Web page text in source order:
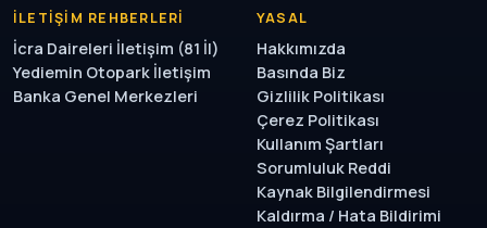
İLETIŞIM REHBERLERI
İcra Daireleri İletişim (81 İl)
Yediemin Otopark İletişim
Banka Genel Merkezleri
YASAL
Hakkımızda
Basında Biz
Gizlilik Politikası
Çerez Politikası
Kullanım Şartları
Sorumluluk Reddi
Kaynak Bilgilendirmesi
Kaldırma / Hata Bildirimi